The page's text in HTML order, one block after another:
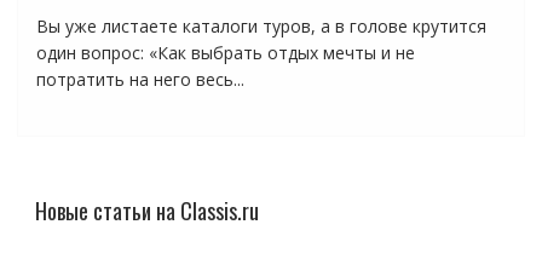
Вы уже листаете каталоги туров, а в голове крутится
один вопрос: «Как выбрать отдых мечты и не
потратить на него весь...
Новые статьи на Classis.ru